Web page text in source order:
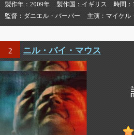
製作年 2009年 製作国 イギリス 時間
監督
ダニエル・バーバー 主演 マイケル
2 ニル・バイ・マウス